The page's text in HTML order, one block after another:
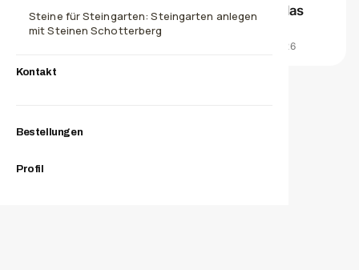
Steine für Steingarten: Steingarten anlegen
mit Steinen Schotterberg
Kontakt
Bestellungen
Profil
geliefert. Für Privatleute mit wenig Zeit ist das
wirklich praktisch.
VERIFIZIERTER KAUF · TRUSTED SHOPS · 06.07.2026